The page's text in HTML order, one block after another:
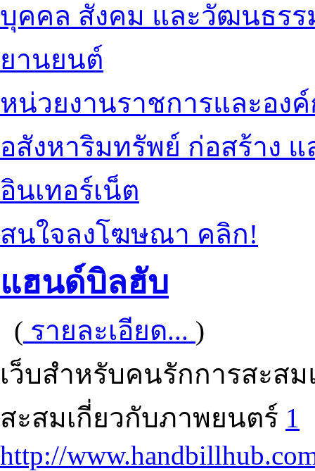
บุคคล สังคม และวัฒนธรร
ยานยนต์
หน่วยงานราชการและอง
อสังหาริมทรัพย์ ก่อสร้าง
อินเทอร์เน็ต
สนใจลงโฆษณา คลิก!
แฮนด์บิลฮับ
( รายละเอียด... )
เว็บสำหรับคนรักการสะส
สะสมเกี่ยวกับภาพยนตร์ 1
http://